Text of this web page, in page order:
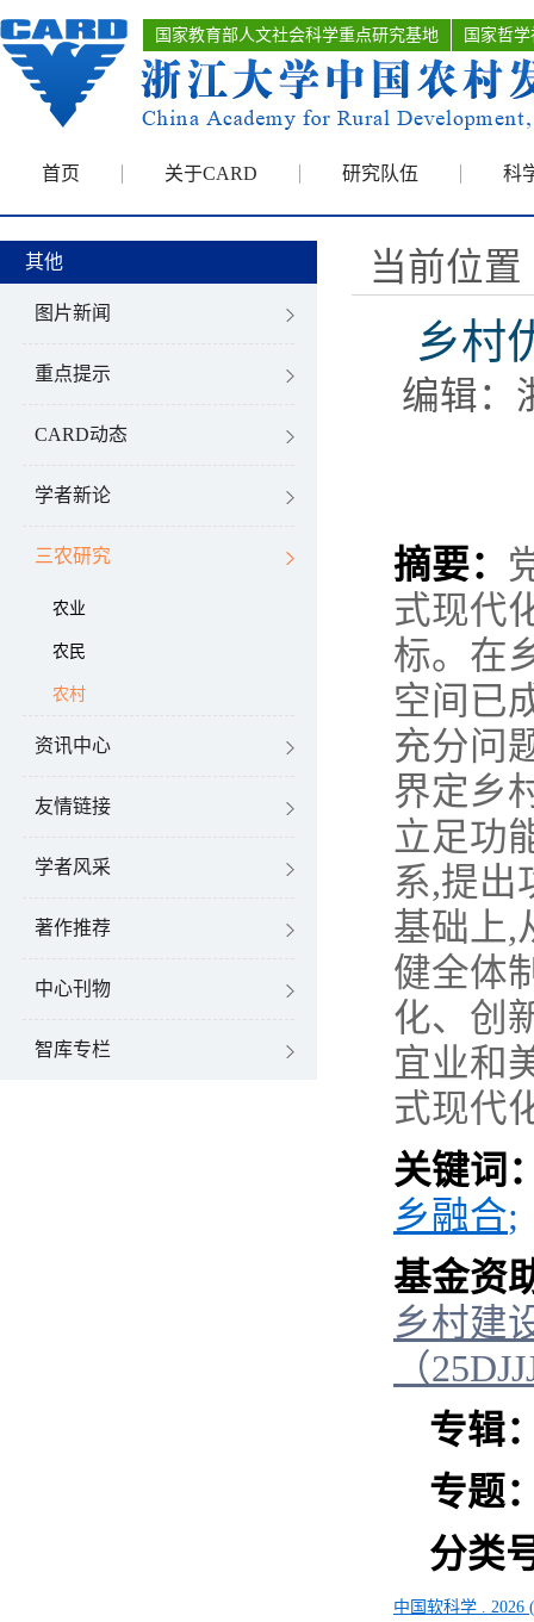
国家教育部人文社会科学重点研究基地 国家哲
首页 关于CARD 研究队伍 科
其他
图片新闻
重点提示
CARD动态
学者新论
三农研究
农业
农民
农村
资讯中心
友情链接
学者风采
著作推荐
中心刊物
智库专栏
当前位置
乡村
编辑：
摘要：
式现代
标。在
空间已
充分问
界定乡
立足功
系,提出
基础上,
健全体
化、创
宜业和
式现代
关键词
乡融合;
基金资
乡村建
（
专辑
专题
分类
中国软科学 . 2026